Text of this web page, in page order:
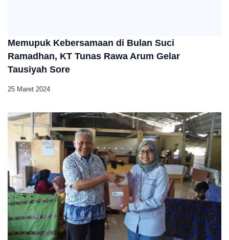
Memupuk Kebersamaan di Bulan Suci
Ramadhan, KT Tunas Rawa Arum Gelar
Tausiyah Sore
25 Maret 2024